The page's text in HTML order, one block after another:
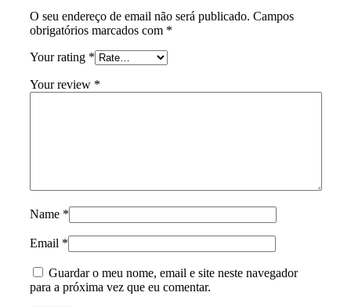
O seu endereço de email não será publicado. Campos
obrigatórios marcados com *
Your rating *
Your review *
Name *
Email *
Guardar o meu nome, email e site neste navegador
para a próxima vez que eu comentar.